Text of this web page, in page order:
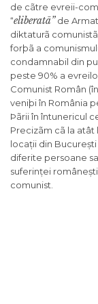
de cãtre evreii-
“eliberatã”de
diktaturã
forþã a
condamnabil din
peste 90% a
Comunist Român
veniþi în România
Þãrii în întunericul
Precizãm cã la atât
locații din
diferite persoane
suferinței
comunist.